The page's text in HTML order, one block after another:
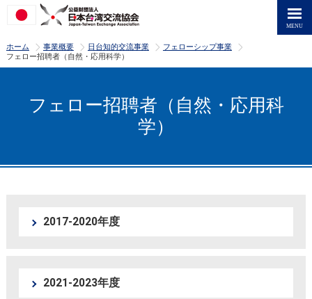
ホーム >
事業概要 >
日台知的交流事業 >
フェローシップ事業
フェロー招聘者（自然・応用科学）
フェロー招聘者（自然・応用科
学）
2017-2020年度
2021-2023年度